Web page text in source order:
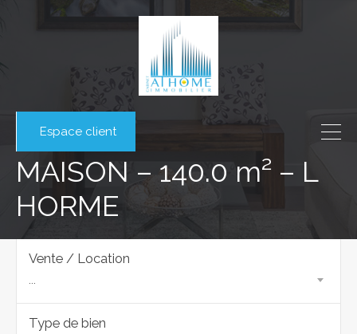
Espace client
MAISON – 140.0 m² – L
HORME
Vente / Location
...
Type de bien